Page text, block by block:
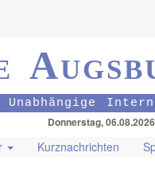
Unabhängige
Donnerstag,
Kurznachrichten